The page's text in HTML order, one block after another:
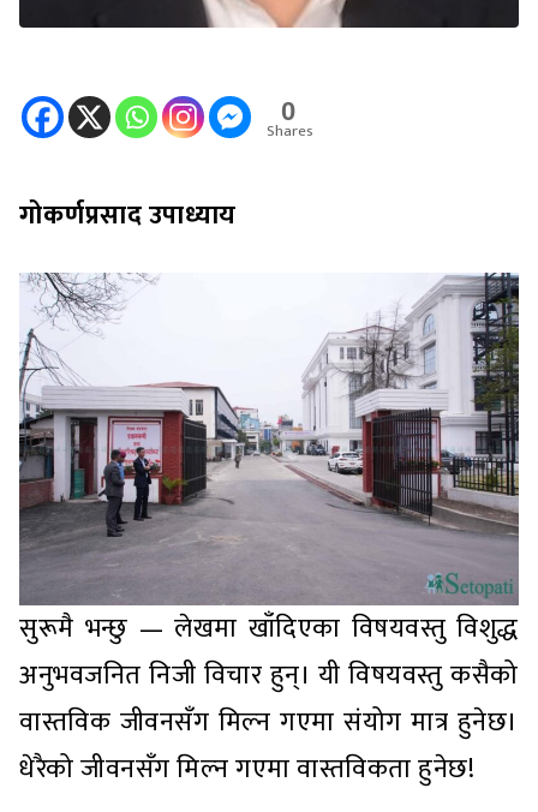
0
Shares
गोकर्णप्रसाद उपाध्याय
सुरूमै भन्छु — लेखमा खाँदिएका विषयवस्तु विशुद्ध
अनुभवजनित निजी विचार हुन्। यी विषयवस्तु कसैको
वास्तविक जीवनसँग मिल्न गएमा संयोग मात्र हुनेछ।
धेरैको जीवनसँग मिल्न गएमा वास्तविकता हुनेछ!